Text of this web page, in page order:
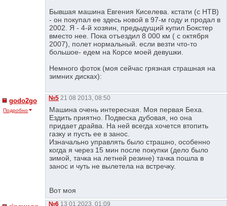
Бывшая машина Евгения Киселева. кстати (с НТВ)
- он покупал ее здесь новой в 97-м году и продал в
2002. Я - 4-й хозяин, предыдущий купил Бокстер
вместо нее. Пока отъездил 8 000 км ( с октября
2007), полет нормальный. если везти что-то
большое- едем на Корсе моей девушки.
Немного фоток (моя сейчас грязная страшная на
зимних дисках):
godo2go
Подробно
№5 21 08 2013, 08:50
Машина очень интересная. Моя первая Беха.
Ездить приятно. Подвеска дубовая, но она
придает драйва. На ней всегда хочется втопить
газку и пусть ее в занос.
Изначально управлять было страшно, особенно
когда я через 15 мин после покупки (дело было
зимой, тачка на летней резине) тачка пошла в
занос и чуть не вылетела на встречку.
Вот моя
№6 13 01 2023, 01:09